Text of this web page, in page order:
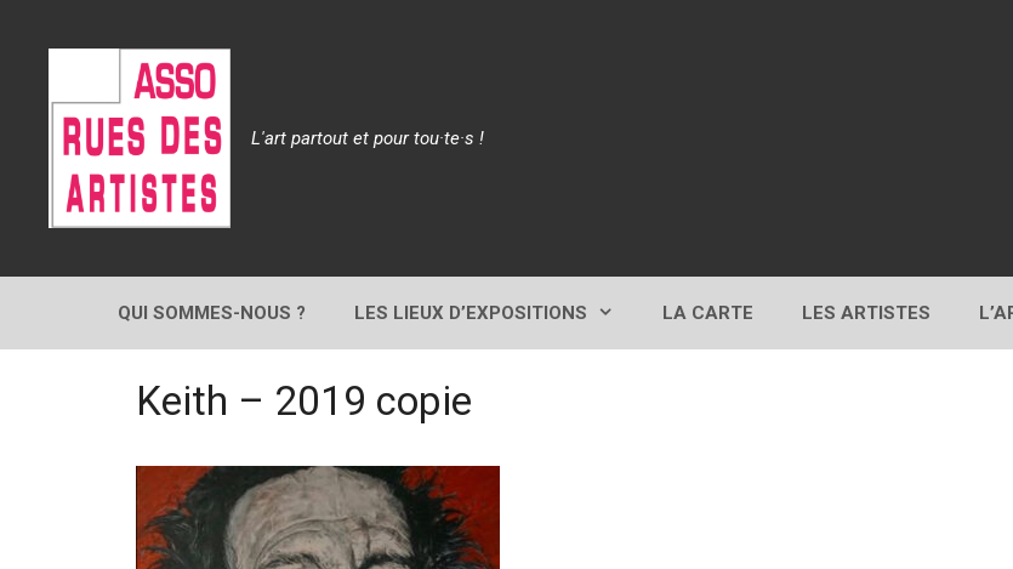
L'art partout et pour tou·te·s !
QUI SOMMES-NOUS ? LES LIEUX D’EXPOSITIONS LA CARTE LES ARTISTES
Keith – 2019 copie